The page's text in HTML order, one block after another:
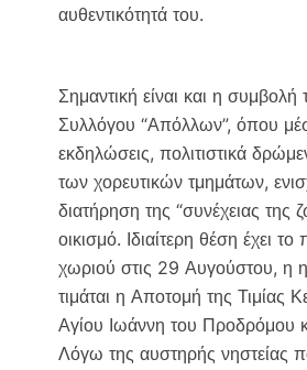
αυθεντικότητά του.
Σημαντική είναι και η συμβολή
Συλλόγου “Απόλλων”, όπου
εκδηλώσεις, πολιτιστικά
των χορευτικών τμημάτων,
διατήρηση της “συνέχειας της
οικισμό. Ιδιαίτερη θέση έχει
χωριού στις 29 Αυγούστου, η
τιμάται η Αποτομή της Τιμίας
Αγίου Ιωάννη του Προδρόμου
Λόγω της αυστηρής νηστείας